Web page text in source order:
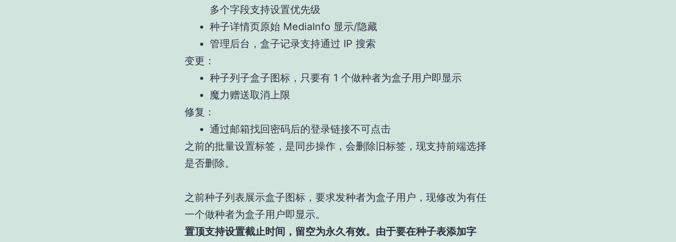
多个字段支持设置优先级
种子详情页原始 MediaInfo 显示/隐藏
管理后台，盒子记录支持通过 IP 搜索
变更：
种子列子盒子图标，只要有 1 个做种者为盒子用户即显示
魔力赠送取消上限
修复：
通过邮箱找回密码后的登录链接不可点击
之前的批量设置标签，是同步操作，会删除旧标签，现支持前端选择
是否删除。
之前种子列表展示盒子图标，要求发种者为盒子用户，现修改为有任
一个做种者为盒子用户即显示。
置顶支持设置截止时间，留空为永久有效。由于要在种子表添加字